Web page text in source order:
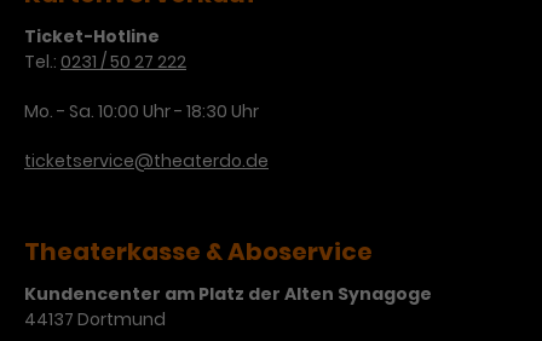
Ticket-Hotline
Tel.: 0231 / 50 27 222
Mo. - Sa. 10:00 Uhr - 18:30 Uhr
ticketservice@theaterdo.de
Theaterkasse & Aboservice
Kundencenter am Platz der Alten Synagoge
44137 Dortmund